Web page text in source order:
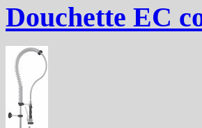
Douchette EC